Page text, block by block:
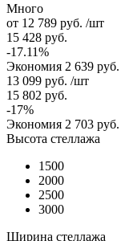
Много
от 12 789 руб. /шт
15 428 руб.
-17.11%
Экономия 2 639 руб.
13 099 руб. /шт
15 802 руб.
-17%
Экономия 2 703 руб.
Высота стеллажа
1500
2000
2500
3000
Ширина стеллажа